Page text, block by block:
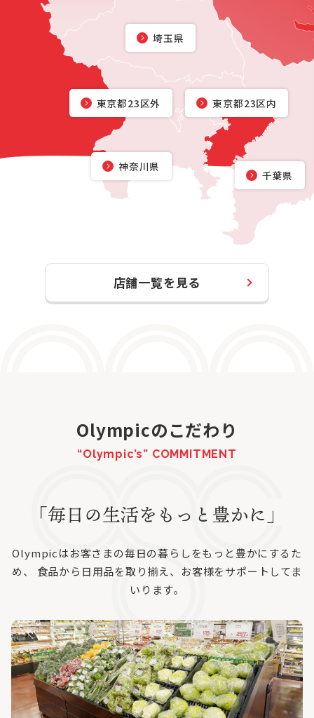
店舗一覧を見る
埼玉県
東京都23区内
東京都23区外
神奈川県
千葉県
Olympicのこだわり
“Olympic’s” COMMITMENT
Olympicはお客さまの毎日の暮らしをもっと豊かにするた
め、
食品から日用品を取り揃え、お客様をサポートしてま
いります。